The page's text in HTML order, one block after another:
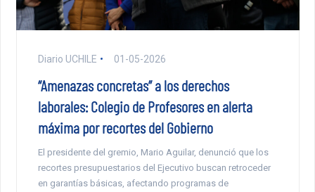
Diario UCHILE 01-05-2026
“Amenazas concretas” a los derechos
laborales: Colegio de Profesores en alerta
máxima por recortes del Gobierno
El presidente del gremio, Mario Aguilar, denunció que los
recortes presupuestarios del Ejecutivo buscan retroceder
en garantías básicas, afectando programas de